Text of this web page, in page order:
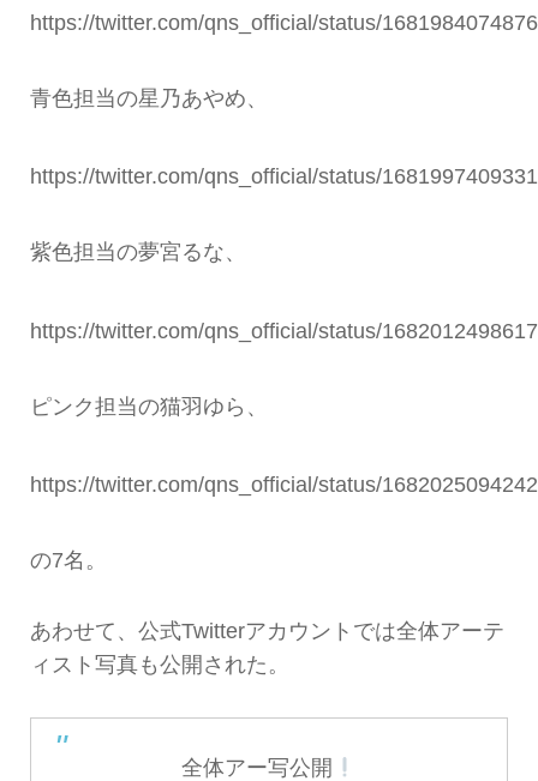
https://twitter.com/qns_official/status/
青色担当の星乃あやめ、
https://twitter.com/qns_official/status/
紫色担当の夢宮るな、
https://twitter.com/qns_official/status/
ピンク担当の猫羽ゆら、
https://twitter.com/qns_official/status/
の7名。
あわせて、公式Twitterアカウントでは全体アーテ
ィスト写真も公開された。
全体アー写公開